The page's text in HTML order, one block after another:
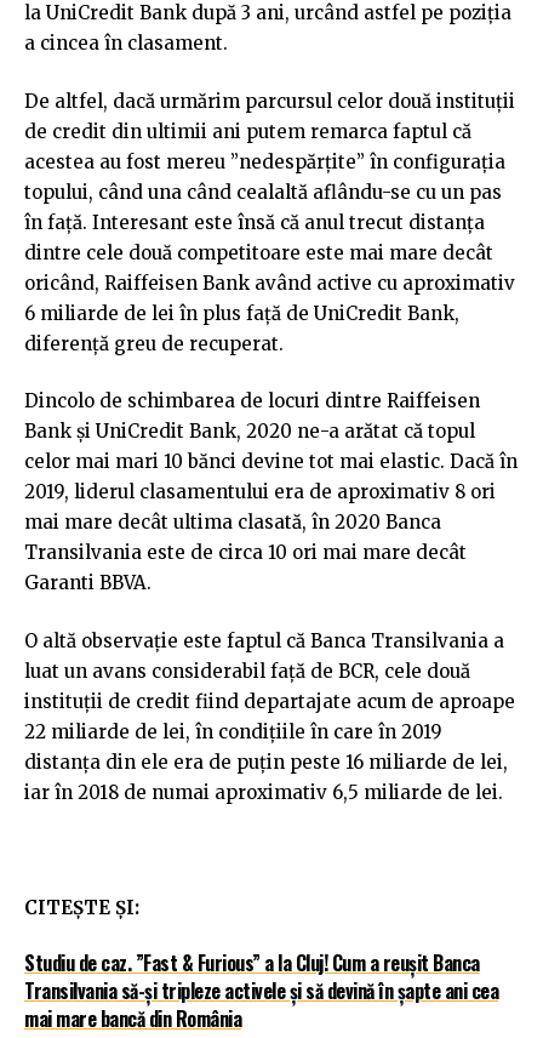
la UniCredit Bank după 3 ani, urcând astfel pe poziția
a cincea în clasament.
De altfel, dacă urmărim parcursul celor două instituții
de credit din ultimii ani putem remarca faptul că
acestea au fost mereu ”nedespărțite” în configurația
topului, când una când cealaltă aflându-se cu un pas
în față. Interesant este însă că anul trecut distanța
dintre cele două competitoare este mai mare decât
oricând, Raiffeisen Bank având active cu aproximativ
6 miliarde de lei în plus față de UniCredit Bank,
diferență greu de recuperat.
Dincolo de schimbarea de locuri dintre Raiffeisen
Bank și UniCredit Bank, 2020 ne-a arătat că topul
celor mai mari 10 bănci devine tot mai elastic. Dacă în
2019, liderul clasamentului era de aproximativ 8 ori
mai mare decât ultima clasată, în 2020 Banca
Transilvania este de circa 10 ori mai mare decât
Garanti BBVA.
O altă observație este faptul că Banca Transilvania a
luat un avans considerabil față de BCR, cele două
instituții de credit fiind departajate acum de aproape
22 miliarde de lei, în condițiile în care în 2019
distanța din ele era de puțin peste 16 miliarde de lei,
iar în 2018 de numai aproximativ 6,5 miliarde de lei.
CITEȘTE ȘI:
Studiu de caz. ”Fast & Furious” a la Cluj! Cum a reușit Banca
Transilvania să-și tripleze activele și să devină în șapte ani cea
mai mare bancă din România